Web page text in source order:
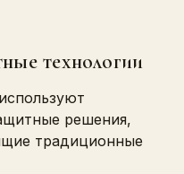
технологии
решения,
традиционные